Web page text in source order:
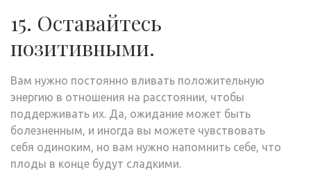
15. Оставайтесь
позитивными.
Вам нужно постоянно вливать положительную
энергию в отношения на расстоянии, чтобы
поддерживать их. Да, ожидание может быть
болезненным, и иногда вы можете чувствовать
себя одиноким, но вам нужно напомнить себе, что
плоды в конце будут сладкими.